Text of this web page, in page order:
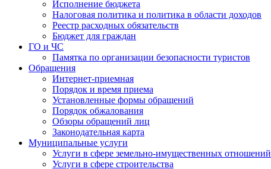
Исполнение бюджета
Налоговая политика и политика в области доходов
Реестр расходных обязательств
Бюджет для граждан
ГО и ЧС
Памятка по организации безопасности туристов
Обращения
Интернет-приемная
Порядок и время приема
Установленные формы обращений
Порядок обжалования
Обзоры обращений лиц
Законодательная карта
Муниципальные услуги
Услуги в сфере земельно-имущественных отношений
Услуги в сфере строительства